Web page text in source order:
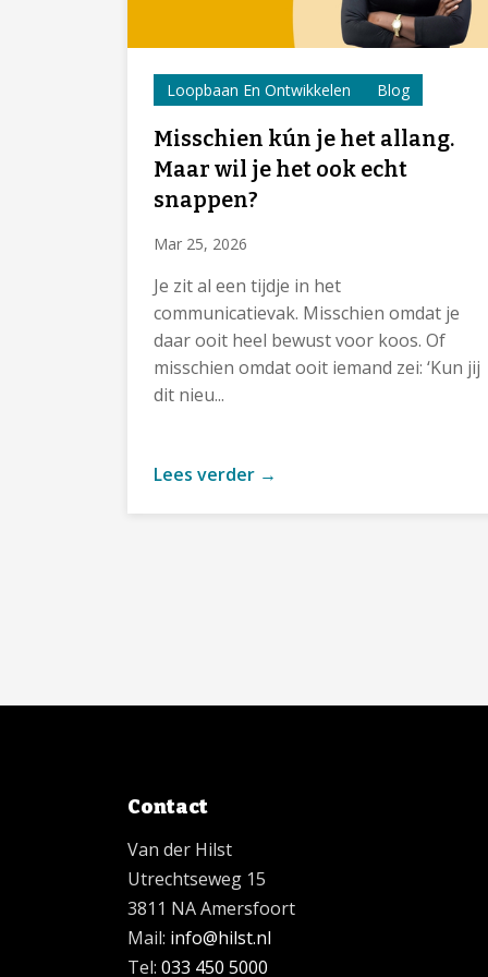
Loopbaan En Ontwikkelen Blog
Misschien kún je het allang.
Maar wil je het ook echt
snappen?
Mar 25, 2026
Je zit al een tijdje in het
communicatievak. Misschien omdat je
daar ooit heel bewust voor koos. Of
misschien omdat ooit iemand zei: ‘Kun jij
dit nieu...
Lees verder →
Contact
Van der Hilst
Utrechtseweg 15
3811 NA Amersfoort
Mail: info@hilst.nl
Tel: 033 450 5000